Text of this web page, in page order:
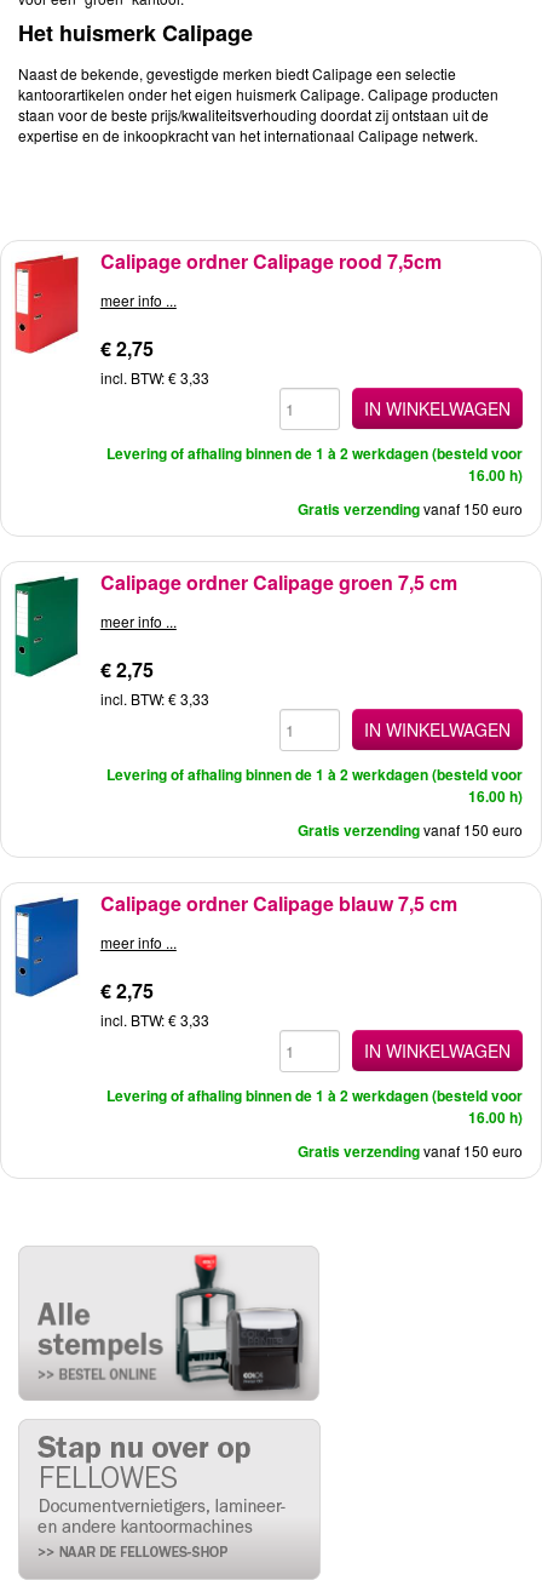
Het huismerk Calipage
Naast de bekende, gevestigde merken biedt Calipage een selectie
kantoorartikelen onder het eigen huismerk Calipage. Calipage producten
staan voor de beste prijs/kwaliteitsverhouding doordat zij ontstaan uit de
expertise en de inkoopkracht van het internationaal Calipage netwerk.
Calipage ordner Calipage rood 7,5cm
meer info ...
€ 2,75
incl. BTW: € 3,33
IN WINKELWAGEN
Levering of afhaling binnen de 1 à 2 werkdagen (besteld voor
16.00 h)
Gratis verzendingvanaf 150 euro
Calipage ordner Calipage groen 7,5 cm
meer info ...
€ 2,75
incl. BTW: € 3,33
IN WINKELWAGEN
Levering of afhaling binnen de 1 à 2 werkdagen (besteld voor
16.00 h)
Gratis verzendingvanaf 150 euro
Calipage ordner Calipage blauw 7,5 cm
meer info ...
€ 2,75
incl. BTW: € 3,33
IN WINKELWAGEN
Levering of afhaling binnen de 1 à 2 werkdagen (besteld voor
16.00 h)
Gratis verzendingvanaf 150 euro